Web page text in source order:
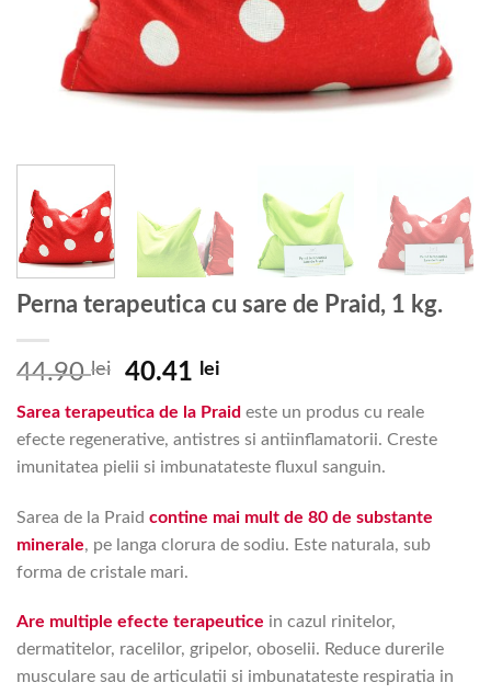
Perna terapeutica cu sare de Praid, 1 kg.
44.90lei
Prețul
a
fost:
44.90 lei.
40.41 lei
este:
40.41 lei.
Sarea terapeutica de la Praid este un produs cu reale
efecte regenerative, antistres si antiinflamatorii. Creste
imunitatea pielii si imbunatateste fluxul sanguin.
Sarea de la Praid contine mai mult de 80 de substante
minerale, pe langa clorura de sodiu. Este naturala, sub
forma de cristale mari.
Are multiple efecte terapeutice in cazul rinitelor,
dermatitelor, racelilor, gripelor, oboselii. Reduce durerile
musculare sau de articulatii si imbunatateste respiratia in